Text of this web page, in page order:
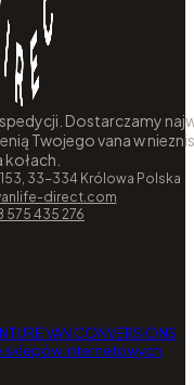
Dostarczamy
Twojego vana w
kołach.
33-334 Królowa Polska
direct.com
575 435 276
VAN CONVERSIONS
sklepów internetowych